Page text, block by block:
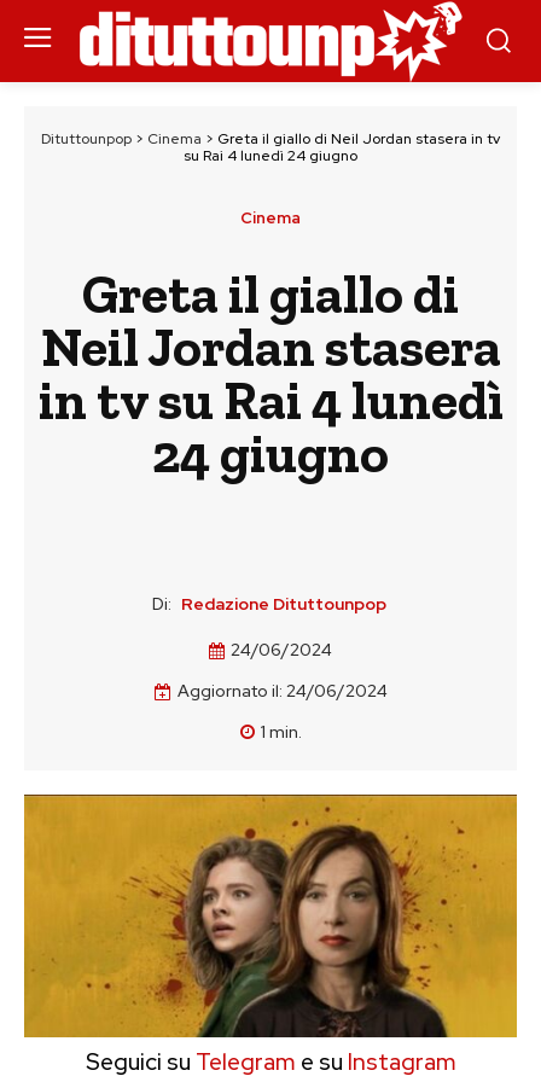
Dituttounpop > Cinema > Greta il giallo di Neil Jordan stasera in tv
su Rai 4 lunedì 24 giugno
Cinema
Greta il giallo di
Neil Jordan stasera
in tv su Rai 4 lunedì
24 giugno
Di: Redazione Dituttounpop
24/06/2024
Aggiornato il: 24/06/2024
1 min.
Seguici su Telegram e su Instagram